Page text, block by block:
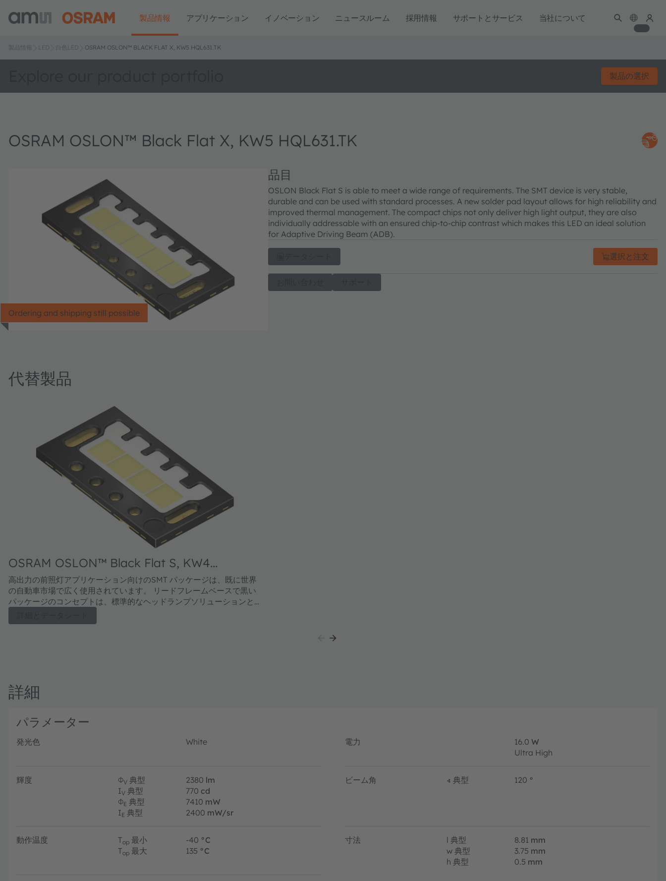
製品情報 アプリケーション イノベーション ニュースルーム 採用情報 サポートとサービス 当社について
製品情報 LED 白色LED OSRAM OSLON™ BLACK FLAT X, KW5 HQL631.TK
製品の選択
OSRAM OSLON™ Black Flat X, KW5 HQL631.TK
Ordering and shipping still possible
品目
OSLON Black Flat S is able to meet a wide range of requirements. The SMT device is very stable,
durable and can be used with standard processes. A new solder pad layout allows for high reliability and
improved thermal management. The compact chips not only deliver high light output, they are also
individually addressable with an ensured chip-to-chip contrast which makes this LED an ideal solution
for Adaptive Driving Beam (ADB).
選択と注文
代替製品
OSRAM OSLON™ Black Flat S, KW4
HKL533.TK
高出力の前照灯アプリケーション向けのSMT パッケージは、既に世界
の自動車市場で広く使用されています。 リードフレームベースで黒い
パッケージのコンセプトは、標準的なヘッドランプソリューションとし
OSLON Black Flat Sは、優れた明るさと高輝度を両立させています。
詳細
パラメーター
発光色 White 電力 16.0 W
Ultra High
輝度 ΦV 典型 2380 lm
IV 典型 770 cd
ΦE 典型 7410 mW
IE 典型 2400 mW/sr
ビーム角 ∢ 典型 120 °
動作温度 Top 最小 -40 °C
Top 最大 135 °C
寸法 l 典型 8.81 mm
w 典型 3.75 mm
h 典型 0.5 mm